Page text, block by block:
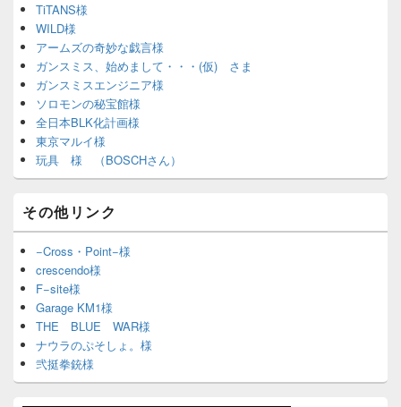
TiTANS様
WILD様
アームズの奇妙な戯言様
ガンスミス、始めまして・・・(仮) さま
ガンスミスエンジニア様
ソロモンの秘宝館様
全日本BLK化計画様
東京マルイ様
玩具 様 （BOSCHさん）
その他リンク
−Cross・Point−様
crescendo様
F−site様
Garage KM1様
THE BLUE WAR様
ナウラのぷそしょ。様
弐挺拳銃様